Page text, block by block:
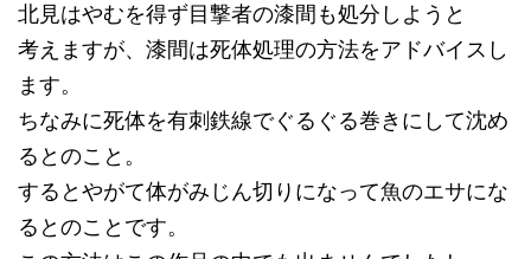
北見はやむを得ず目撃者の漆間も処分しようと
考えますが、漆間は死体処理の方法をアドバイスし
ます。
ちなみに死体を有刺鉄線でぐるぐる巻きにして沈め
るとのこと。
するとやがて体がみじん切りになって魚のエサにな
るとのことです。